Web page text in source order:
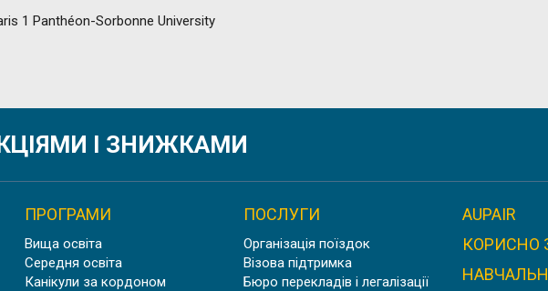
УНІВЕРСИТЕТ У ПРОВАНСІ AIX MARSEILLE
І ЗНИЖКАМИ
ПРОГРАМИ
Вища освіта
Середня освіта
Канікули за кордоном
ПОСЛУГИ
Організація поїздок
Візова підтримка
Бюро перекладів і легалізації
AUPAIR
КОРИСНО